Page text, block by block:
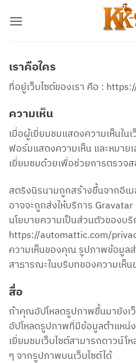
เราคือใคร
ที่อยู่เว็บไซต์ของเรา คือ :
ความเห็น
เมื่อผู้เยี่ยมชมแสดงความเห็นใน
ฟอร์มแสดงความเห็น และหมาย
เยี่ยมชมด้วยเพื่อช่วยการตรวจ
สตริงนิรนามถูกสร้างขึ้นจากอีเ
อาจจะถูกส่งให้บริการ
นโยบายความเป็นส่วนตัวของบ
https://automattic.com/
ความเห็นของคุณ รูปภาพข้อมูล
สาธารณะในบริบทของความเห็
สื่อ
ถ้าคุณอัปโหลดรูปภาพขึ้นมายังเ
อัปโหลดรูปภาพที่มีข้อมูลตำแหน่
เยี่ยมชมเว็บไซต์สามารถดาวน์โ
ๆ จากรูปภาพบนเว็บไซต์ได้